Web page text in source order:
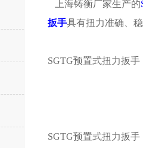
上海铸衡厂家生产的
扳手具有扭力准确、
SGTG预置式扭力扳
SGTG预置式扭力扳